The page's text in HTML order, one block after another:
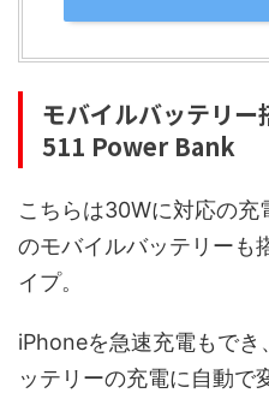
モバイルバッテリ
511 Power Bank
こちらは30Wに対応の
のモバイルバッテリーも
イプ。
iPhoneを急速充電もで
ッテリーの充電に自動で